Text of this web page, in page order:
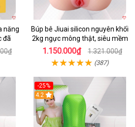
năng
đã
Búp bê Jiuai silicon nguyên khối
2kg ngực mông thật, siêu mềm
1.150.000₫ 1.321.000₫
(387)
-25%
4.2